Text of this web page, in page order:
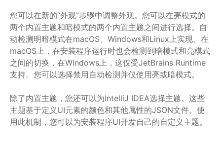
您可以在新的“外观”步骤中调整外观。您可以在亮模式的
两个内置主题和暗模式的两个内置主题之间进行选择。自
动检测明暗模式在macOS、Windows和Linux上实现。在
macOS上，在安装程序运行时也会检测到暗模式和亮模式
之间的切换，在Windows上，这仅受JetBrains Runtime
支持。您可以选择禁用自动检测并仅使用亮或暗模式。
除了内置主题，您还可以为IntelliJ IDEA选择主题。这些
主题基于定义UI元素的颜色和其他属性的JSON文件。使
用此机制，您可以为安装程序UI开发自己的自定义主题。